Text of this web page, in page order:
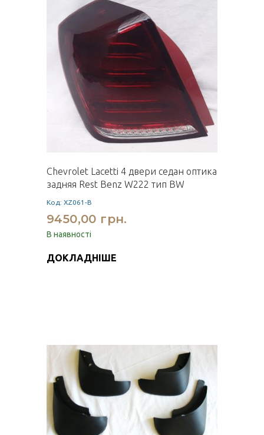
Chevrolet Lacetti 4 двери седан оптика
задняя Rest Benz W222 тип BW
Код: XZ061-B
9450,00 грн.
В наявності
ДОКЛАДНІШЕ